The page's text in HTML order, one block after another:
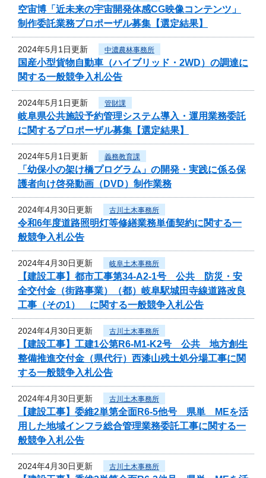
空宙博「近未来の宇宙開発体感CG映像コンテンツ」
制作委託業務プロポーザル募集【選定結果】
2024年5月1日更新 中濃農林事務所
国産小型貨物自動車（ハイブリッド・2WD）の調達に
関する一般競争入札公告
2024年5月1日更新 管財課
岐阜県公共施設予約管理システム導入・運用業務委託
に関するプロポーザル募集【選定結果】
2024年5月1日更新 義務教育課
「幼保小の架け橋プログラム」の開発・実践に係る保
護者向け啓発動画（DVD）制作業務
2024年4月30日更新 古川土木事務所
令和6年度道路照明灯等修繕業務単価契約に関する一
般競争入札公告
2024年4月30日更新 岐阜土木事務所
【建設工事】都市工事第34-A2-1号 公共 防災・安
全交付金（街路事業）（都）岐阜駅城田寺線道路改良
工事（その1） に関する一般競争入札公告
2024年4月30日更新 古川土木事務所
【建設工事】工建1公第R6-M1-K2号 公共 地方創生
整備推進交付金（県代行）西漆山残土処分場工事に関
する一般競争入札公告
2024年4月30日更新 古川土木事務所
【建設工事】委維2単第全面R6-5他号 県単 MEを活
用した地域インフラ総合管理業務委託工事に関する一
般競争入札公告
2024年4月30日更新 古川土木事務所